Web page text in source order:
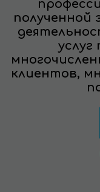
полученной
клиентов,